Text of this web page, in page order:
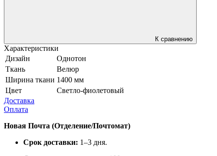
К сравнению
Характеристики
Дизайн
Однотон
Ткань
Велюр
Ширина ткани 1400 мм
Цвет
Светло-фиолетовый
Доставка
Оплата
Новая Почта (Отделение/Почтомат)
Срок доставки: 1–3 дня.